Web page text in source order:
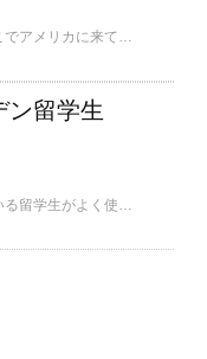
アメリカに留学や旅行で来た際、いろんな面で困ることがあります。そこでアメリカに来て、実際に日頃活用しているアプリを5つピックアップしてみました。
ン留学生
国が違えば、使うアプリも違う。というわけで、今回はスウェーデンにいる留学生がよく使っているアプリを紹介したいと思います。